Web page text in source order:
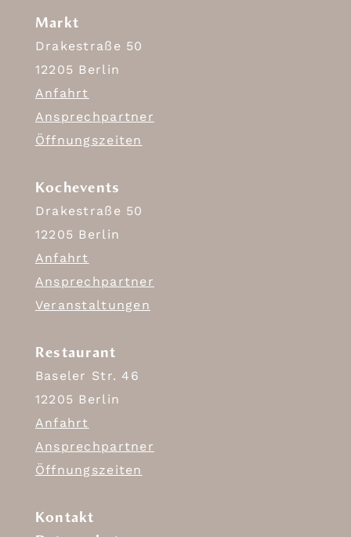
Markt
Drakestraße 50
12205 Berlin
Anfahrt
Ansprechpartner
Öffnungszeiten
Kochevents
Drakestraße 50
12205 Berlin
Anfahrt
Ansprechpartner
Veranstaltungen
Restaurant
Baseler Str. 46
12205 Berlin
Anfahrt
Ansprechpartner
Öffnungszeiten
Kontakt